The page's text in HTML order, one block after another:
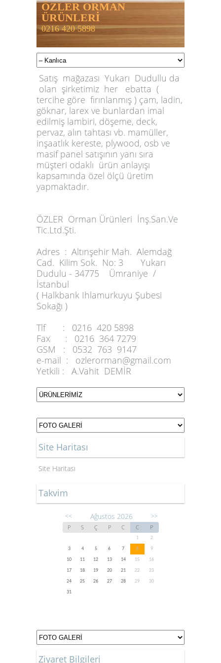
ÖZLER ORMAN
ÜRÜNLERİ
0216 420 5898
Satış mağazası Yukarı Dudullu da
olan şirketimiz her ebatta (
tercihe göre fırınlanmış ) çam, ladin,
göknar, larex ve bunlardan imal
edilmiş lambiri, döşeme, deck,
pervaz, alın tahtası vb. mamüller,
inşaatlık kereste, plywood, osb ve
masif panel satışının yanı sıra
müşteri odaklı ürün anlayışı
kapsamında özel ölçü üretim
yapmaktadır.
ÖZLER Orman Ürünleri İnş.San.Ve
Tic.Ltd.Şti.
Adres : Altınşehir Mah. Alemdağ
Cad. Kilim Sok. No: 3 Yukarı
Dudulu - 34775 Ümraniye /
İstanbul
( Halkbank Ihlamurkuyu Şubesi
Sokağı )
Tlf :
0216 420 5898
Fax :
0216 364 7279
GSM :
0532 763 9147
e-mail :
ozlerorman@gmail.com
Yetkili :
A.Vahit DEMİR
Site Haritası
Site Haritası
Takvim
<< Ağustos 2026 >>
P S Ç P C C P
1
2
3
4 5 6 7 8
9
10
11 12 13 14 15
16
17
18 19 20 21 22
23
24
25 26 27 28 29
30
31
Ziyaret Bilgileri